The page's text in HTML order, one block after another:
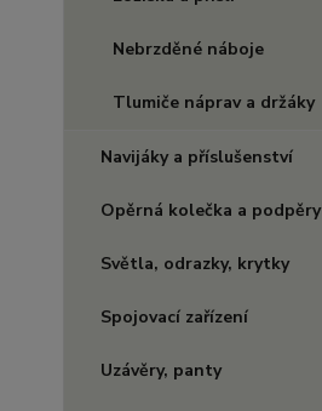
Nebrzděné náboje
Tlumiče náprav a držáky
Navijáky a příslušenství
Opěrná kolečka a podpěry
Světla, odrazky, krytky
Spojovací zařízení
Uzávěry, panty